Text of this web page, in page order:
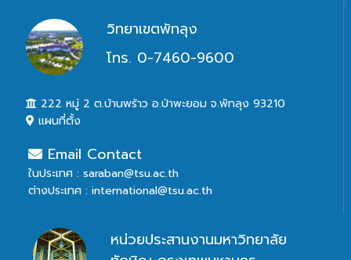
วิทยาเขตพัทลุง
โทร. 0-7460-9600
222 หมู่ 2 ต.บ้านพร้าว อ.ป่าพะยอม จ.พัทลุง 93210
แผนที่ตั้ง
Email Contact
ในประเทศ : saraban@tsu.ac.th
ต่างประเทศ : international@tsu.ac.th
หน่วยประสานงานมหาวิทยาลัย